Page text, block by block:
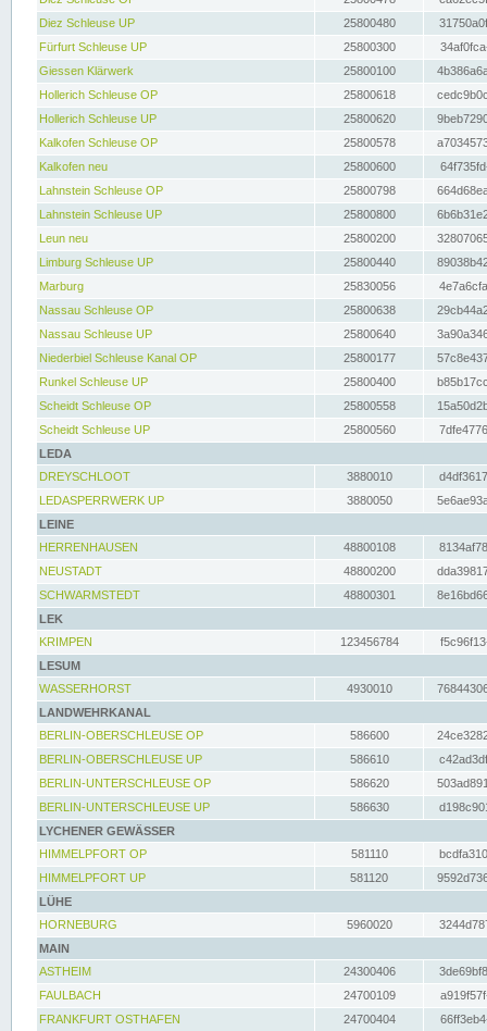
Diez Schleuse UP
25800480
Fürfurt Schleuse UP
25800300
Giessen Klärwerk
25800100
Hollerich Schleuse OP
25800618
Hollerich Schleuse UP
25800620
Kalkofen Schleuse OP
25800578
Kalkofen neu
25800600
Lahnstein Schleuse OP
25800798
Lahnstein Schleuse UP
25800800
Leun neu
25800200
Limburg Schleuse UP
25800440
Marburg
25830056
Nassau Schleuse OP
25800638
Nassau Schleuse UP
25800640
Niederbiel Schleuse Kanal OP
25800177
Runkel Schleuse UP
25800400
Scheidt Schleuse OP
25800558
Scheidt Schleuse UP
25800560
LEDA
DREYSCHLOOT
3880010
LEDASPERRWERK UP
3880050
LEINE
HERRENHAUSEN
48800108
NEUSTADT
48800200
SCHWARMSTEDT
48800301
LEK
KRIMPEN
123456784
LESUM
WASSERHORST
4930010
LANDWEHRKANAL
BERLIN-OBERSCHLEUSE OP
586600
BERLIN-OBERSCHLEUSE UP
586610
BERLIN-UNTERSCHLEUSE OP
586620
BERLIN-UNTERSCHLEUSE UP
586630
LYCHENER GEWÄSSER
HIMMELPFORT OP
581110
HIMMELPFORT UP
581120
LÜHE
HORNEBURG
5960020
MAIN
ASTHEIM
24300406
FAULBACH
24700109
FRANKFURT OSTHAFEN
24700404